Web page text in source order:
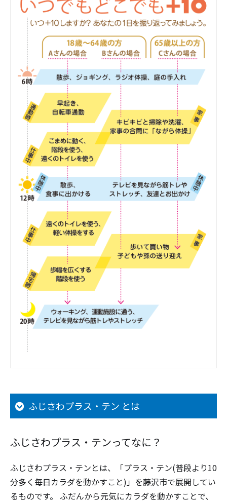
ふじさわプラス・テン とは
ふじさわプラス・テンってなに？
ふじさわプラス・テンとは、「プラス・テン(普段より10
分多く毎日カラダを動かすこと)」を藤沢市で展開してい
るものです。 ふだんから元気にカラダを動かすことで、